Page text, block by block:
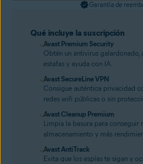
Qué incluye la suscripción
Avast Premium Security
Obtén un antivirus
estafas y ayuda con IA.
Avast SecureLine VPN
Consigue auténtica privacidad
redes wifi públicas o sin
Avast Cleanup Premium
Limpia la basura para conseguir
almacenamiento y más
Avast AntiTrack
Evita que los espías te sigan y
Garantía de